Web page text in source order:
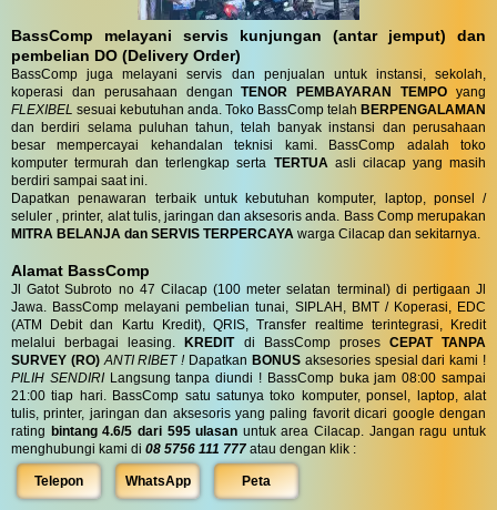
BassComp melayani servis kunjungan (antar jemput) dan
pembelian DO (Delivery Order)
BassComp juga melayani servis dan penjualan untuk instansi, sekolah,
koperasi dan perusahaan denganTENOR PEMBAYARAN TEMPO yang
FLEXIBEL sesuai kebutuhan anda. Toko BassComp telah BERPENGALAMAN
dan berdiri selama puluhan tahun, telah banyak instansi dan perusahaan
besar mempercayai kehandalan teknisi kami. BassComp adalah toko
komputer termurah dan terlengkap serta TERTUA asli cilacap yang masih
berdiri sampai saat ini.
Dapatkan penawaran terbaik untuk kebutuhan komputer, laptop, ponsel /
seluler , printer, alat tulis, jaringan dan aksesoris anda. Bass Comp merupakan
MITRA BELANJA dan SERVIS TERPERCAYA warga Cilacap dan sekitarnya.
Alamat BassComp
Jl Gatot Subroto no 47 Cilacap (100 meter selatan terminal) di pertigaan Jl
Jawa. BassComp melayani pembelian tunai, SIPLAH, BMT / Koperasi, EDC
(ATM Debit dan Kartu Kredit), QRIS, Transfer realtime terintegrasi, Kredit
melalui berbagai leasing.KREDITdi BassComp proses CEPAT TANPA
SURVEY (RO) ANTI RIBET !Dapatkan BONUSaksesories spesial dari kami !
PILIH SENDIRILangsung tanpa diundi ! BassComp buka jam 08:00 sampai
21:00 tiap hari. BassComp satu satunya toko komputer, ponsel, laptop, alat
tulis, printer, jaringan dan aksesoris yang paling favorit dicari google dengan
rating bintang 4.6/5 dari 595 ulasan untuk area Cilacap. Jangan ragu untuk
menghubungi kami di 08 5756 111 777 atau dengan klik :
Telepon WhatsApp Peta